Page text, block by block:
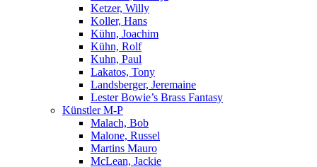
Ketzer, Willy
Koller, Hans
Kühn, Joachim
Kühn, Rolf
Kuhn, Paul
Lakatos, Tony
Landsberger, Jeremaine
Lester Bowie’s Brass Fantasy
Künstler M-P
Malach, Bob
Malone, Russel
Martins Mauro
McLean, Jackie